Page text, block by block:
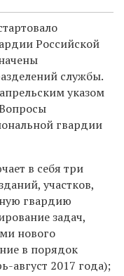
Российской
службы.
указом
гвардии
в себя три
участков,
гвардию
задач,
нового
в порядок
август 2017 года);